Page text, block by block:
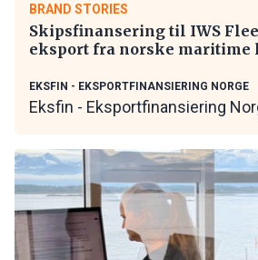
BRAND STORIES
Skipsfinansering til IWS
eksport fra norske maritime
EKSFIN - EKSPORTFINANSIERING NORGE
Eksfin - Eksportfinansiering